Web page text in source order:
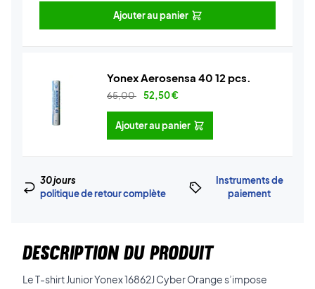
Ajouter au panier
Yonex Aerosensa 40 12 pcs.
65,00 52,50€
Ajouter au panier
30 jours
politique de retour complète
Instruments de
paiement
DESCRIPTION DU PRODUIT
Le T-shirt Junior Yonex 16862J Cyber Orange s’impose